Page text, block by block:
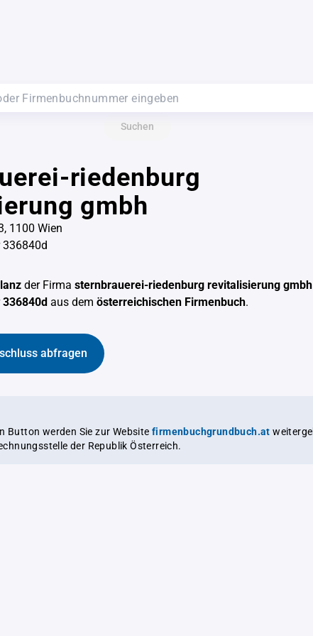
Suchen
riedenburg
gmbh
1100 Wien
der Firma sternbrauerei-riedenburg revitalisierung gmbh
336840d aus dem österreichischen Firmenbuch.
abfragen
Button werden Sie zur Website firmenbuchgrundbuch.at weitergeleitet,
der Republik Österreich.